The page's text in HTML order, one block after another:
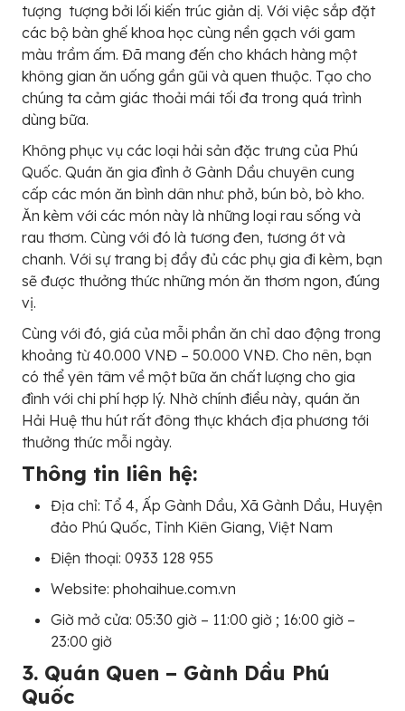
tượng tượng bởi lối kiến trúc giản dị. Với việc sắp đặt
các bộ bàn ghế khoa học cùng nền gạch với gam
màu trầm ấm. Đã mang đến cho khách hàng một
không gian ăn uống gần gũi và quen thuộc. Tạo cho
chúng ta cảm giác thoải mái tối đa trong quá trình
dùng bữa.
Không phục vụ các loại hải sản đặc trưng của Phú
Quốc. Quán ăn gia đình ở Gành Dầu chuyên cung
cấp các món ăn bình dân như: phở, bún bò, bò kho.
Ăn kèm với các món này là những loại rau sống và
rau thơm. Cùng với đó là tương đen, tương ớt và
chanh. Với sự trang bị đầy đủ các phụ gia đi kèm, bạn
sẽ được thưởng thức những món ăn thơm ngon, đúng
vị.
Cùng với đó, giá của mỗi phần ăn chỉ dao động trong
khoảng từ 40.000 VNĐ – 50.000 VNĐ. Cho nên, bạn
có thể yên tâm về một bữa ăn chất lượng cho gia
đình với chi phí hợp lý. Nhờ chính điều này, quán ăn
Hải Huệ thu hút rất đông thực khách địa phương tới
thưởng thức mỗi ngày.
Thông tin liên hệ:
Địa chỉ: Tổ 4, Ấp Gành Dầu, Xã Gành Dầu, Huyện
đảo Phú Quốc, Tỉnh Kiên Giang, Việt Nam
Điện thoại: 0933 128 955
Website: phohaihue.com.vn
Giờ mở cửa: 05:30 giờ – 11:00 giờ ; 16:00 giờ –
23:00 giờ
3. Quán Quen – Gành Dầu Phú
Quốc